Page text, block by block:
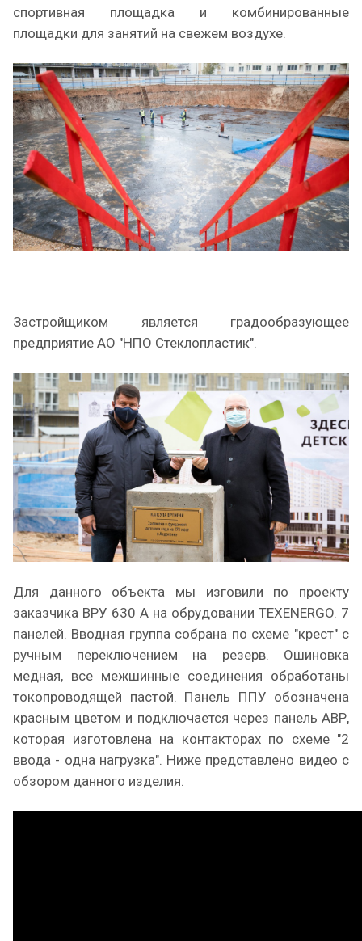
спортивная площадка и комбинированные
площадки для занятий на свежем воздухе.
Застройщиком является градообразующее
предприятие АО "НПО Стеклопластик".
Для данного объекта мы изговили по проекту
заказчика ВРУ 630 А на обрудовании TEXENERGO. 7
панелей. Вводная группа собрана по схеме "крест" с
ручным переключением на резерв. Ошиновка
медная, все межшинные соединения обработаны
токопроводящей пастой. Панель ППУ обозначена
красным цветом и подключается через панель АВР,
которая изготовлена на контакторах по схеме "2
ввода - одна нагрузка". Ниже представлено видео с
обзором данного изделия.